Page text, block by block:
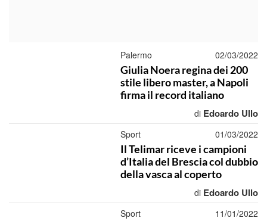
Palermo 02/03/2022
Giulia Noera regina dei 200
stile libero master, a Napoli
firma il record italiano
di Edoardo Ullo
Sport 01/03/2022
Il Telimar riceve i campioni
d’Italia del Brescia col dubbio
della vasca al coperto
di Edoardo Ullo
Sport 11/01/2022